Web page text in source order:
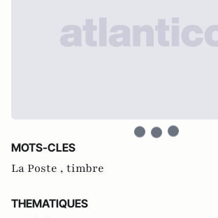
MOTS-CLES
La Poste , timbre
THEMATIQUES